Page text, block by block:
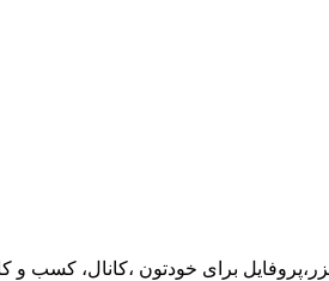
برای خودتون ،کانال، کسب و